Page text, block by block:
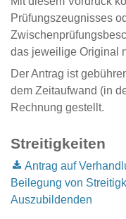
Prüfungszeugnisses
das jeweilige Original
Der Antrag ist
dem Zeitaufwand (in
Rechnung gestellt.
Streitigkeiten
Antrag auf
Beilegung von
Auszubildenden